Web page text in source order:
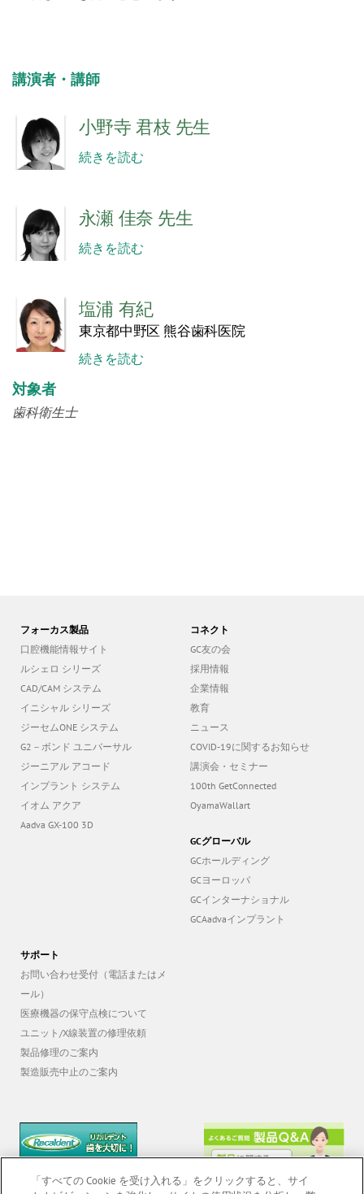
講演者・講師
小野寺 君枝 先生
続きを読む
永瀬 佳奈 先生
続きを読む
塩浦 有紀
東京都中野区 熊谷歯科医院
続きを読む
対象者
歯科衛生士
フォーカス製品
口腔機能情報サイト
ルシェロ シリーズ
CAD/CAM システム
イニシャル シリーズ
G2－ボンド ユニバーサル
ジーニアル アコード
インプラント システム
イオム アクア
コネクト
GC友の会
採用情報
企業情報
教育
COVID-19に関するお知らせ
講演会・セミナー
OyamaWallart
GCグローバル
GCホールディング
GCインターナショナル
GCAadvaインプラント
サポート
お問い合わせ受付（電話またはメ
ール）
医療機器の保守点検について
ユニット/X線装置の修理依頼
製品修理のご案内
製造販売中止のご案内
「すべての Cookie を受け入れる」をクリックすると、サイ